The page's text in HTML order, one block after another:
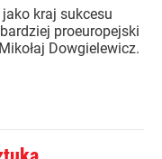
kraj sukcesu
proeuropejski
Dowgielewicz.